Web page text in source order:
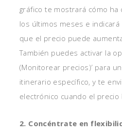
gráfico te mostrará cómo ha
los últimos meses e
que el precio puede
También puedes activar la
(Monitorear precios)’ para
itinerario específico, y te
electrónico cuando el precio
2. Concéntrate en